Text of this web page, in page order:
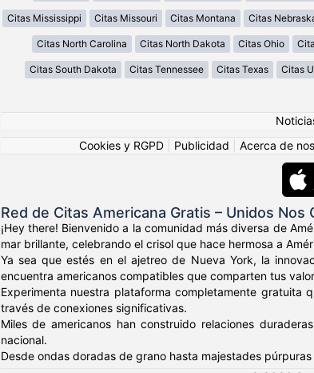
Citas Mississippi Citas Missouri Citas Montana Citas
Citas North Carolina Citas North Dakota Citas Ohio
Citas South Dakota Citas Tennessee Citas Texas Citas
Cookies y RGPD
Publicidad Acerca de
Red de Citas Americana Gratis – Unidos Nos
¡Hey there! Bienvenido a la comunidad más diversa de
mar brillante, celebrando el crisol que hace hermosa a
Ya sea que estés en el ajetreo de Nueva York, la
encuentra americanos compatibles que comparten tus
Experimenta nuestra plataforma completamente
través de conexiones significativas.
Miles de americanos han construido relaciones
nacional.
Desde ondas doradas de grano hasta majestades